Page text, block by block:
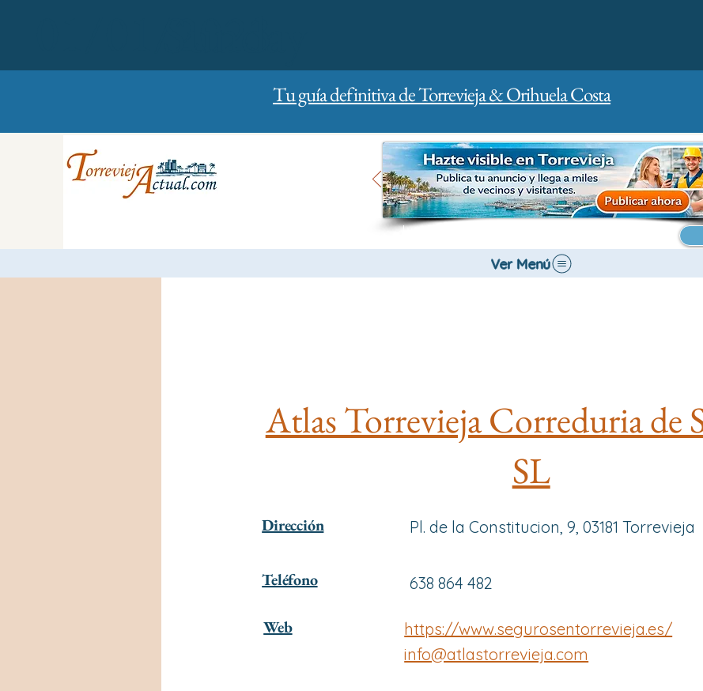
Tu guía definitiva de Torrevieja & Orihuela Costa
Ver Menú
Atlas Torrevieja Correduria de
SL
Dirección
Teléfono
Web
Pl. de la Constitucion, 9, 03181 Torrevieja
638 864 482
https://www.segurosentorrevieja.es/
info@atlastorrevieja.com